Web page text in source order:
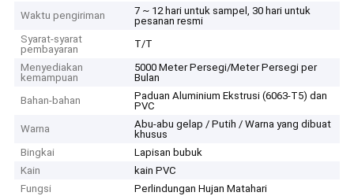
Waktu pengiriman
7 ~ 12 hari untuk sampel, 30 hari untuk
pesanan resmi
Syarat-syarat
pembayaran
T/T
Menyediakan
kemampuan
5000 Meter Persegi/Meter Persegi per
Bulan
Bahan-bahan
Paduan Aluminium Ekstrusi (6063-T5) dan
PVC
Warna
Abu-abu gelap / Putih / Warna yang dibuat
khusus
Bingkai
Lapisan bubuk
Kain
kain PVC
Fungsi
Perlindungan Hujan Matahari